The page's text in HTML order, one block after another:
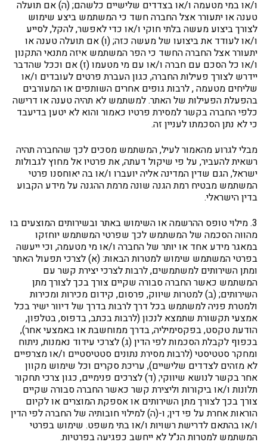
ו/או במי מטעמה ו/או בצדדים שלישיים כלשהם; (ה) אם תועלה
טענה או יתעורר אצל החברה חשד כי המשתמש ביצע שימוש
לצורך ביצוע מעשה בלתי חוקי ו/או כדי לאפשר, להקל, לסייע
ו/או לעודד את ביצועו של מעשה כזה; (ו) אם תועלה טענה או
יתעורר אצל החברה החשד כי הפר המשתמש איזה מתנאי התקנון
ו/או כל הסכם עם חברה ו/או עם מי מטעמו (ז) אם וככל שהדבר
יידרש לצורך פעילות החברה, כגון העברת פרטים לעובדים ו/או
שליחים מטעמה , לרבות גופים אחרים השותפים או המעורבים
בהפעלת הפעילות של האתר. למשתמש לא תהיה טענה או דרישה
כלפי החברה בקשר למסירת פרטיו כאמור והוא לא יטען בדיעבד
כי לא נתן הסכמתו לעניין זה.
מבלי לגרוע מהאמור לעיל, המשתמש מסכים לכך שהחברה תהיה
רשאית להעביר, על פי שיקול דעתה, את פרטיו אל מחוץ לגבולות
ישראל, הגם שדין המדינה אליה יועברו ו/או בה יאוחסנו פרטי
המשתמש מבטיח רמת הגנה שונה מרמת ההגנה על מידע הקבוע
בדין הישראלי.
3. מילוי טופס ההרשמה או השימוש באתר ובשירותים המוצעים בו
מהווה הסכמה של המשתמש לכך שפרטי המשתמש יוחזקו
במאגר מידע אחד או יותר של החברה ו/או מי מטעמה, וכי ייעשה
בפרטי המשתמש שימוש למטרות הבאות: (א) לצרכי תפעול האתר
ומתן השירותים למשתמשים, לרבות לצרכי יצירת קשר עם
המשתמש כאשר החברה סבורה שקיים צורך בכך לצורך מתן
השירותים; (ב) למטרות שיווק, פרסום, קידום מכירות ומכירות
ולמטרת פניה למשתמש בכל דרך לרבות בדרך של דיוור ישיר בכל
אמצעי תקשורת שתמצא לנכון (לרבות בכתב, בדפוס, בטלפון,
הודעת טקסט, בפקסימיליה, בדרך ממוחשבת או באמצעי אחר),
בכפוף לקבלת הסכמות לפי הדין (ג) לצרכי עידוד נאמנות, ניתוח
ומחקר סטטיסטי (לרבות מסירת נתונים סטטיסטיים ו/או מצרפיים
לא מזהים לצדדים שלישיים), עריכת סקרים וכל שימוש מקוון
אחר בקשר לנושא שיווקי; (ד) לצרכים פנימיים, כגון צרכי תחקור
תלונות ו/או ביקורות וליצירת קשר כאשר החברה סבורה שקיים
צורך בכך לצורך מתן השירותים או אספקת המוצרים או לקיום
הוראות אחרת על פי דין; ו-(ה) למילוי חובותיה של החברה לפי הדין
ו/או בהתאם לדרישת רשויות ו/או בתי משפט. שימוש בפרטי
המשתמש למטרות הנ"ל לא ייחשב כפגיעה בפרטיות.